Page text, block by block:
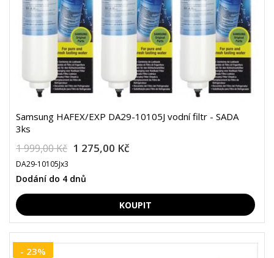
Samsung HAFEX/EXP DA29-10105J vodní filtr - SADA
3ks
1 999,00 Kč 1 275,00 Kč
DA29-10105Jx3
Dodání do 4 dnů
- 23%